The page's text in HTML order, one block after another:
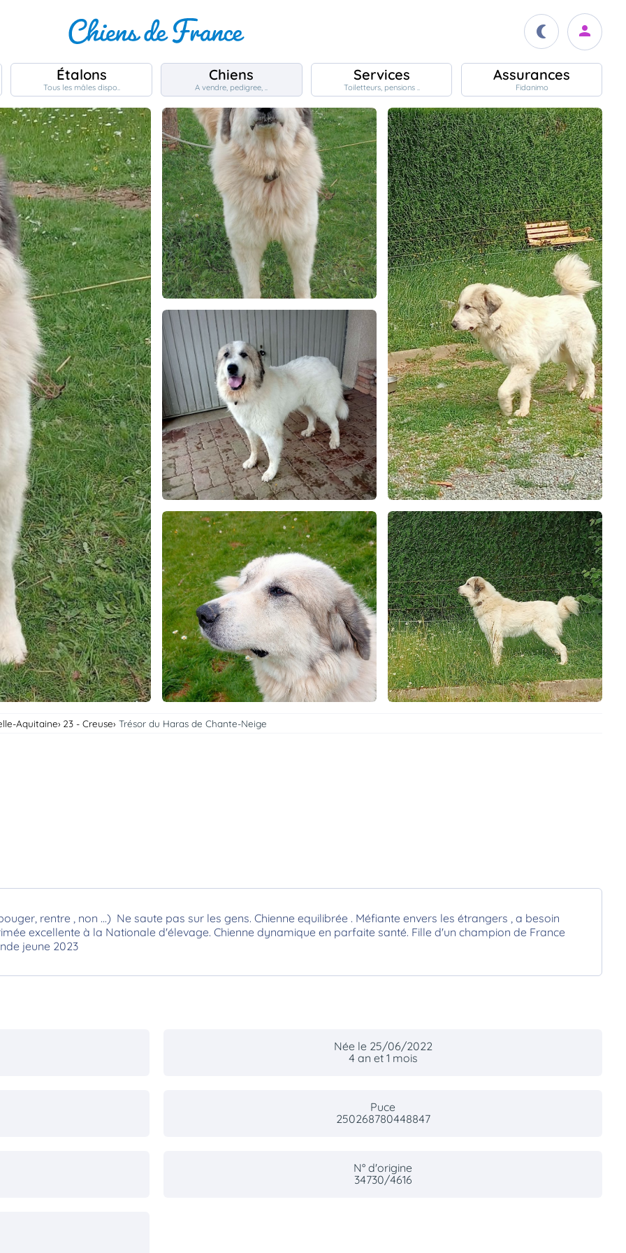
Étalons
Tous les mâles dispo..
Chiens
A vendre, pedigree, ..
Services
Toiletteurs, pensions ..
Assurances
Fidanimo
Aquitaine 23 - Creuse Trésor du Haras de Chante-Neige
rentre , non ...) Ne saute pas sur les gens. Chienne equilibrée . Méfiante envers les étrangers , a besoin
excellente à la Nationale d'élevage. Chienne dynamique en parfaite santé. Fille d'un champion de France
jeune 2023
Née le 25/06/2022
4 an et 1 mois
Puce
250268780448847
N° d'origine
34730/4616